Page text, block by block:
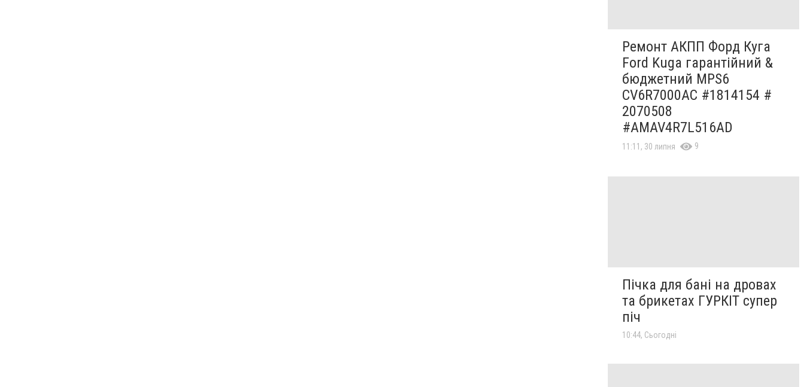
Ремонт АКПП Форд Куга
Ford Kuga гарантійний &
бюджетний MPS6
CV6R7000AC #1814154 #
2070508
#AMAV4R7L516AD
11:11, 30 липня 9
Пічка для бані на дровах
та брикетах ГУРКІТ супер
піч
10:44, Сьогодні